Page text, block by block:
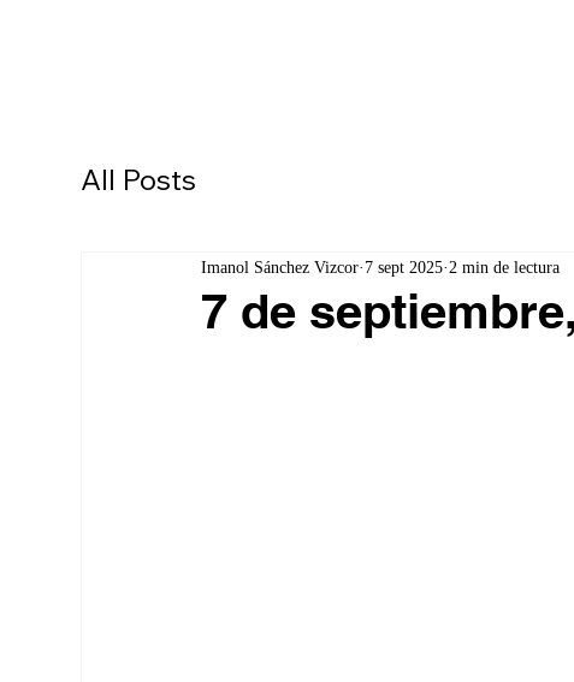
All Posts
7 de
Imanol Sánchez Vizcor 7 sept 2025 2 min de lectura